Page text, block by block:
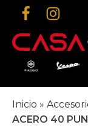
Inicio »
ACERO 40